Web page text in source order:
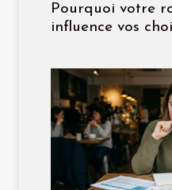
Pourquoi votre
influence vos